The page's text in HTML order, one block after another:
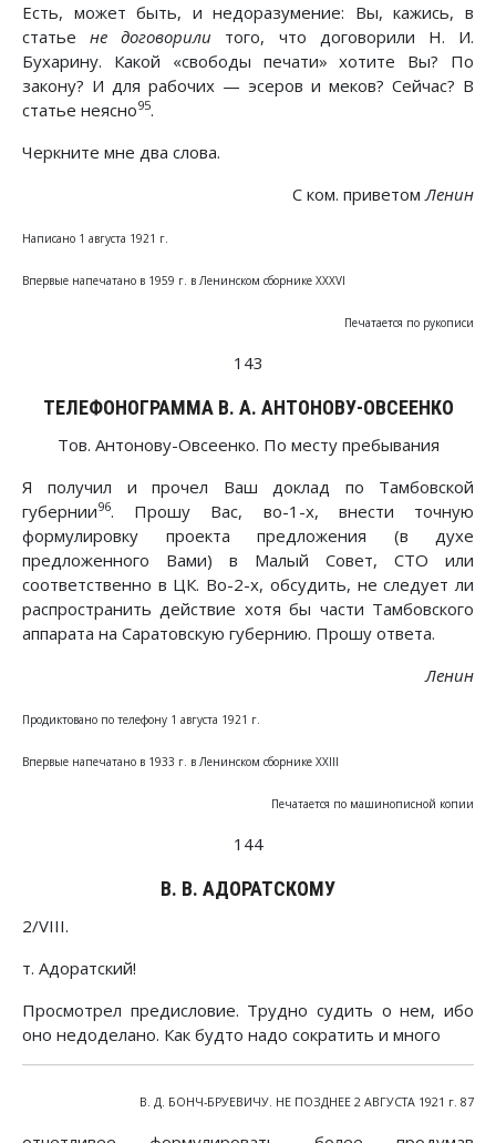
Есть, может быть, и недоразумение: Вы, кажись, в
статьене договорили того, что договорили Н. И.
Бухарину. Какой «свободы печати» хотите Вы? По
закону? И для рабочих — эсеров и меков? Сейчас? В
статье неясно95.
Черкните мне два слова.
С ком. приветомЛенин
Написано 1 августа 1921 г.
Впервые напечатано в 1959 г. в Ленинском сборнике XXXVI
Печатается по рукописи
143
ТЕЛЕФОНОГРАММА В. А. АНТОНОВУ-ОВСЕЕНКО
Тов. Антонову-Овсеенко. По месту пребывания
Я получил и прочел Ваш доклад по Тамбовской
губернии96. Прошу Вас, во-1-х, внести точную
формулировку проекта предложения (в духе
предложенного Вами) в Малый Совет, СТО или
соответственно в ЦК. Во-2-х, обсудить, не следует ли
распространить действие хотя бы части Тамбовского
аппарата на Саратовскую губернию. Прошу ответа.
Ленин
Продиктовано по телефону 1 августа 1921 г.
Впервые напечатано в 1933 г. в Ленинском сборнике XXIII
Печатается по машинописной копии
144
В. В. АДОРАТСКОМУ
2/VIII.
т. Адоратский!
Просмотрел предисловие. Трудно судить о нем, ибо
оно недоделано. Как будто надо сократить и много
В. Д. БОНЧ-БРУЕВИЧУ. НЕ ПОЗДНЕЕ 2 АВГУСТА 1921 г. 87